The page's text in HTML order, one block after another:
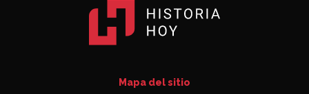
Mapa del sitio